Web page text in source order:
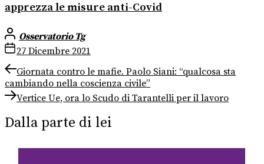
apprezza le misure anti-Covid
Osservatorio Tg
27 Dicembre 2021
Navigazione
articoli
Previous
post:
Giornata contro le mafie. Paolo Siani: “qualcosa sta
cambiando nella coscienza civile”
Next
Vertice Ue, ora lo Scudo di Tarantelli per il lavoro
Dalla parte di lei